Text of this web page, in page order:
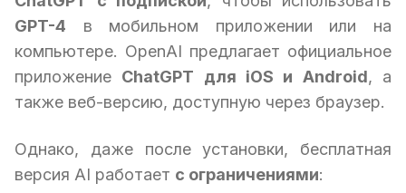
GPT-4 в мобильном приложении или на
компьютере. OpenAI предлагает официальное
приложение ChatGPT для iOS и Android, а
также веб-версию, доступную через браузер.
Однако, даже после установки, бесплатная
версия AI работает с ограничениями: